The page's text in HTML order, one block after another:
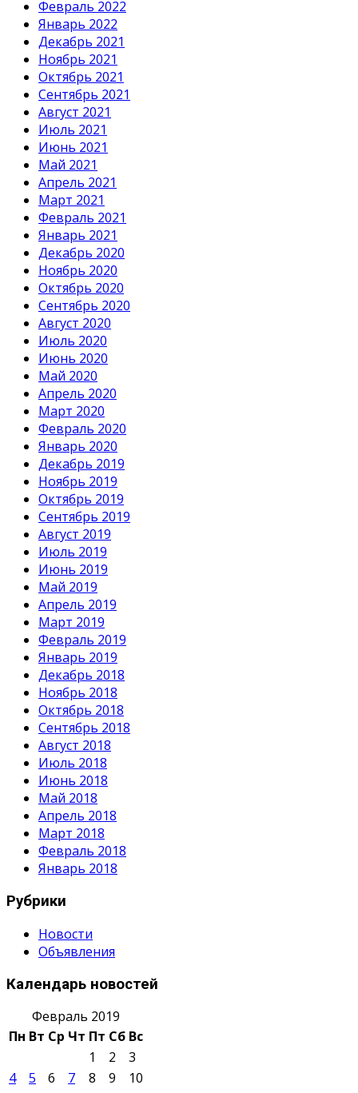
Февраль 2022
Январь 2022
Декабрь 2021
Ноябрь 2021
Октябрь 2021
Сентябрь 2021
Август 2021
Июль 2021
Июнь 2021
Май 2021
Апрель 2021
Март 2021
Февраль 2021
Январь 2021
Декабрь 2020
Ноябрь 2020
Октябрь 2020
Сентябрь 2020
Август 2020
Июль 2020
Июнь 2020
Май 2020
Апрель 2020
Март 2020
Февраль 2020
Январь 2020
Декабрь 2019
Ноябрь 2019
Октябрь 2019
Сентябрь 2019
Август 2019
Июль 2019
Июнь 2019
Май 2019
Апрель 2019
Март 2019
Февраль 2019
Январь 2019
Декабрь 2018
Ноябрь 2018
Октябрь 2018
Сентябрь 2018
Август 2018
Июль 2018
Июнь 2018
Май 2018
Апрель 2018
Март 2018
Февраль 2018
Январь 2018
Рубрики
Новости
Объявления
Календарь новостей
Февраль 2019
Пн Вт Ср Чт Пт Сб Вс
1
2
3
4
5 6 7 8 9
10